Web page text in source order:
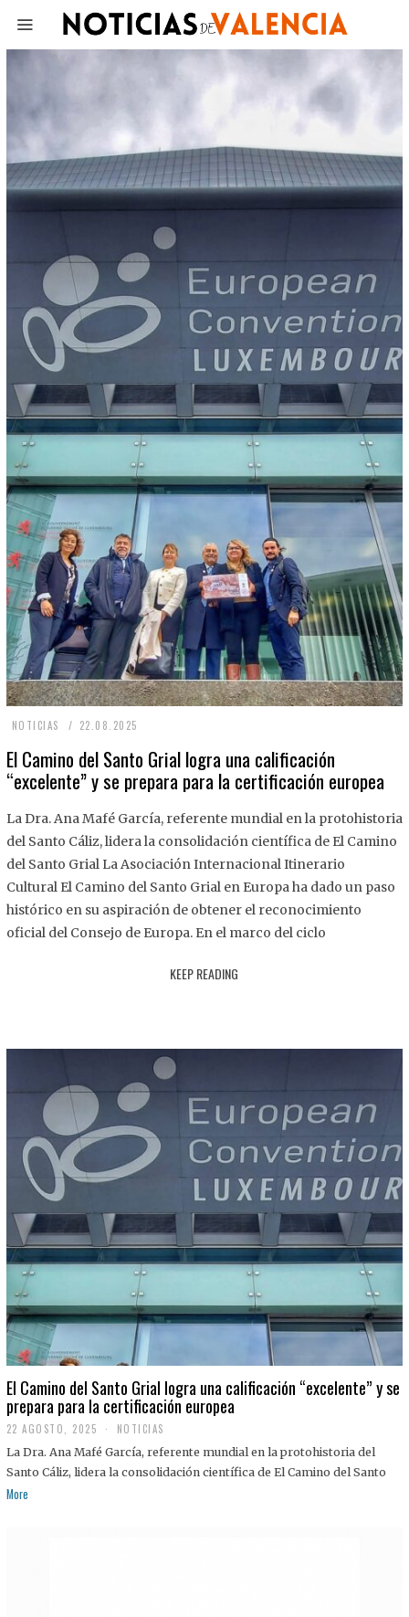
NOTICIAS 22.08.2025
.
8
2
2
El Camino del Santo Grial logra una calificación
“excelente” y se prepara para la certificación europea
La Dra. Ana Mafé García, referente mundial en la protohistoria
del Santo Cáliz, lidera la consolidación científica de El Camino
del Santo Grial La Asociación Internacional Itinerario
Cultural El Camino del Santo Grial en Europa ha dado un paso
histórico en su aspiración de obtener el reconocimiento
oficial del Consejo de Europa. En el marco del ciclo
KEEP READING
El Camino del Santo Grial logra una calificación “excelente” y se
prepara para la certificación europea
22 AGOSTO, 2025
2
A
G
NOTICIAS
La Dra. Ana Mafé García, referente mundial en la protohistoria del
Santo Cáliz, lidera la consolidación científica de El Camino del Santo
More